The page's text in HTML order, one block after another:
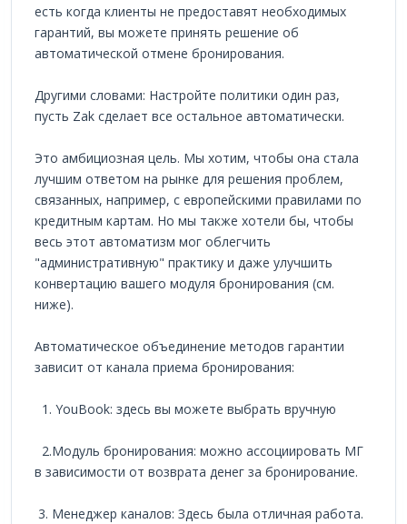
есть когда клиенты не предоставят необходимых
гарантий, вы можете принять решение об
автоматической отмене бронирования.
Другими словами: Настройте политики один раз,
пусть Zak сделает все остальное автоматически.
Это амбициозная цель. Мы хотим, чтобы она стала
лучшим ответом на рынке для решения проблем,
связанных, например, с европейскими правилами по
кредитным картам. Но мы также хотели бы, чтобы
весь этот автоматизм мог облегчить
"административную" практику и даже улучшить
конвертацию вашего модуля бронирования (см.
ниже).
Автоматическое объединение методов гарантии
зависит от канала приема бронирования:
1. YouBook: здесь вы можете выбрать вручную
2.Модуль бронирования: можно ассоциировать МГ
в зависимости от возврата денег за бронирование.
3. Менеджер каналов: Здесь была отличная работа.